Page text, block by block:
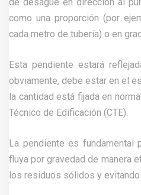
como una proporción (por
cada metro de tubería) o en
Esta pendiente estará
obviamente, debe estar en el
la cantidad está fijada en
Técnico de Edificación (CTE).
La pendiente es fundamental
fluya por gravedad de manera
los residuos sólidos y